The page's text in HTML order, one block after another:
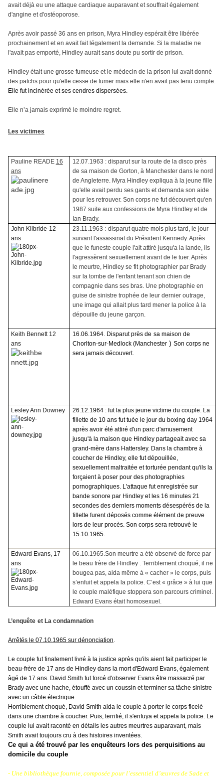
avait déjà eu une attaque cardiaque auparavant et souffrait également
d'angine et d'ostéoporose.
Après avoir passé 36 ans en prison, Myra Hindley espérait être libérée
prochainement et en avait fait légalement la demande. Si la maladie ne
l'avait pas emporté, Hindley aurait sans doute pu sortir de prison.
Hindley était une grosse fumeuse et le médecin de la prison lui avait donné
des patchs pour qu'elle cesse de fumer mais elle n'en avait pas tenu compte.
Elle fut incinérée et ses cendres dispersées.
Elle n’a jamais exprimé le moindre regret.
Les victimes
Pauline READE 16
ans
12.07.1963 : disparut sur la route de la disco près
de sa maison de Gorton, à Manchester dans le nord
de Angleterre. Myra Hindley expliqua à la jeune fille
qu'elle avait perdu ses gants et demanda son aide
pour les retrouver. Son corps ne fut découvert qu'en
1987 suite aux confessions de Myra Hindley et de
Ian Brady.
John Kilbride-12
ans
23.11.1963 : disparut quatre mois plus tard, le jour
suivant l'assassinat du Président Kennedy. Après
que le funeste couple l'ait attiré jusqu'a la lande, ils
l'agressèrent sexuellement avant de le tuer. Après
le meurtre, Hindley se fit photographier par Brady
sur la tombe de l'enfant tenant son chien de
compagnie dans ses bras. Une photographie en
guise de sinistre trophée de leur dernier outrage,
une image qui allait plus tard mener la police à la
dépouille du jeune garçon.
Keith Bennett 12
ans
16.06.1964. Disparut près de sa maison de
Chorlton-sur-Medlock (Manchester) Son corps ne
sera jamais découvert.
Lesley Ann Downey
26.12.1964 : fut la plus jeune victime du couple. La
fillette de 10 ans fut tuée le jour du boxing day 1964
après avoir été attiré d'un parc d'amusement
jusqu'à la maison que Hindley partageait avec sa
grand-mère dans Hattersley. Dans la chambre à
coucher de Hindley, elle fut dépouillée,
sexuellement maltraitée et torturée pendant qu'ils la
forçaient à poser pour des photographies
pornographiques. L'attaque fut enregistrée sur
bande sonore par Hindley et les 16 minutes 21
secondes des derniers moments désespérés de la
fillette furent déposés comme élément de preuve
lors de leur procès. Son corps sera retrouvé le
15.10.1965.
Edward Evans, 17
ans
06.10.1965.Son meurtre a été observé de force par
le beau frère de Hindley . Terriblement choqué, il ne
bougea pas, aida même à « cacher » le corps, puis
s’enfuit et appela la police. C’est « grâce » à lui que
le couple maléfique stoppera son parcours criminel.
Edward Evans était homosexuel.
L’enquête et La condamnation
Arrêtés le 07.10.1965 sur dénonciation.
Le couple fut finalement livré à la justice après qu'ils aient fait participer le
beau-frère de 17 ans de Hindley dans la mort d'Edward Evans, également
âgé de 17 ans. David Smith fut forcé d'observer Evans être massacré par
Brady avec une hache, étouffé avec un coussin et terminer sa tâche sinistre
avec un câble électrique.
Horriblement choqué, David Smith aida le couple à porter le corps ficelé
dans une chambre à coucher. Puis, terrifié, il s'enfuya et appela la police. Le
couple lui avait raconté en détails les autres meurtres auparavant, mais
Smith avait toujours cru à des histoires inventées.
Ce qui a été trouvé par les enquêteurs lors des perquisitions au
domicile du couple
- Une bibliothèque fournie, composée pour l’essentiel d’œuvres de Sade et